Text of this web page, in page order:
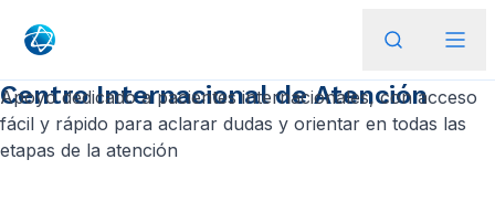
Centro Internacional de Atención
Apoyo dedicado a pacientes internacionales, con acceso
fácil y rápido para aclarar dudas y orientar en todas las
etapas de la atención